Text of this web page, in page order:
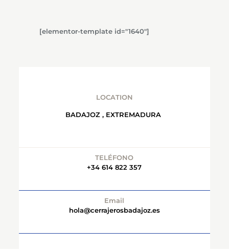
[elementor-template id="1640"]
LOCATION
BADAJOZ , EXTREMADURA
TELÉFONO
+34 614 822 357
Email
hola@cerrajerosbadajoz.es